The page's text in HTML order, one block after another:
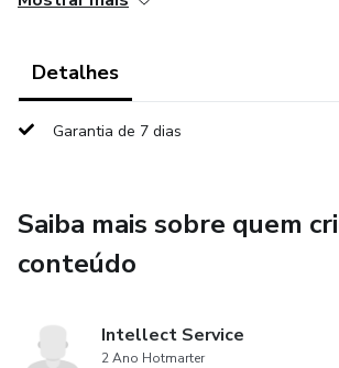
presença onipresente de plataformas de
aprimorar seus modelos de negócios e
e marketing de conteúdo desempenham
construção de uma presença online
consumidor e ajustem suas abordagens
Detalhes
Garantia de 7 dias
Saiba mais sobre quem
conteúdo
Intellect Service
2 Ano Hotmarter